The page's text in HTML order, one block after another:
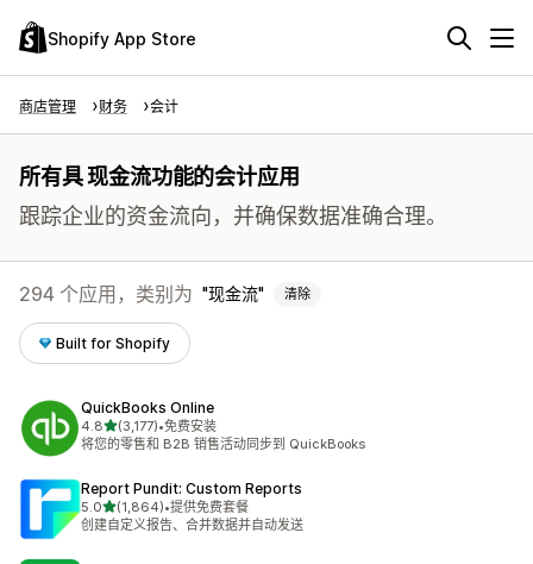
Shopify App Store
商店管理 财务 会计
所有具 现金流功能的会计应用
跟踪企业的资金流向，并确保数据准确合理。
294 个应用，类别为 现金流 清除
Built for Shopify
QuickBooks Online
4.8星（满分 5 星）
(3,177)
总共 3177 条评论
•免费安装
将您的零售和 B2B 销售活动同步到 QuickBooks
Report Pundit: Custom Reports
5.0星（满分 5 星）
(1,864)
总共 1864 条评论
•提供免费套餐
创建自定义报告、合并数据并自动发送